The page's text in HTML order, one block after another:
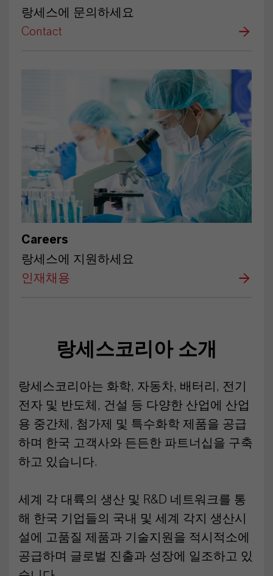
랑세스에 문의하세요
Contact
Careers
랑세스에 지원하세요
인재채용
랑세스코리아 소개
랑세스코리아는 화학, 자동차, 배터리, 전기
전자 및 반도체, 건설 등 다양한 산업에 산업
용 중간체, 첨가제 및 특수화학 제품을 공급
하며 한국 고객사와 든든한 파트너십을 구축
하고 있습니다.
세계 각 대륙의 생산 및 R&D 네트워크를 통
해 한국 기업들의 국내 및 세계 각지 생산시
설에 고품질 제품과 기술지원을 적시적소에
공급하며 글로벌 진출과 성장에 일조하고 있